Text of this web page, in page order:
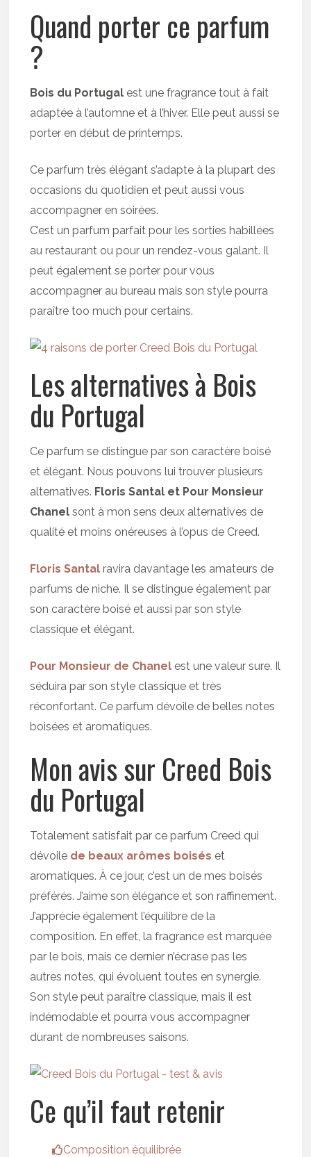
Quand porter ce parfum
?
Bois du Portugal est une fragrance tout à fait
adaptée à l’automne et à l’hiver. Elle peut aussi se
porter en début de printemps.
Ce parfum très élégant s’adapte à la plupart des
occasions du quotidien et peut aussi vous
accompagner en soirées.
C’est un parfum parfait pour les sorties habillées
au restaurant ou pour un rendez-vous galant. Il
peut également se porter pour vous
accompagner au bureau mais son style pourra
paraître too much pour certains.
Les alternatives à Bois
du Portugal
Ce parfum se distingue par son caractère boisé
et élégant. Nous pouvons lui trouver plusieurs
alternatives. Floris Santal et Pour Monsieur
Chanel sont à mon sens deux alternatives de
qualité et moins onéreuses à l’opus de Creed.
Floris Santal ravira davantage les amateurs de
parfums de niche. Il se distingue également par
son caractère boisé et aussi par son style
classique et élégant.
Pour Monsieur de Chanel est une valeur sure. Il
séduira par son style classique et très
réconfortant. Ce parfum dévoile de belles notes
boisées et aromatiques.
Mon avis sur Creed Bois
du Portugal
Totalement satisfait par ce parfum Creed qui
dévoile de beaux arômes boisés et
aromatiques. À ce jour, c’est un de mes boisés
préférés. J’aime son élégance et son raffinement.
J’apprécie également l’équilibre de la
composition. En effet, la fragrance est marquée
par le bois, mais ce dernier n’écrase pas les
autres notes, qui évoluent toutes en synergie.
Son style peut paraître classique, mais il est
indémodable et pourra vous accompagner
durant de nombreuses saisons.
Ce qu’il faut retenir
Composition équilibrée